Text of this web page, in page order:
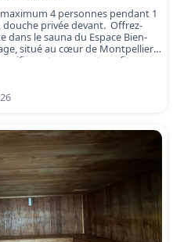
4 personnes pendant 1
privée devant. Offrez-
dans le sauna du Espace Bien-
situé au cœur de Montpellier.
votre corps et profiter
le sauna vous plonge dans
revitalisante.
votre expérience bien-
une journée chargée ou
détend les muscles et aide à
un moment de bien-être et
maintenant votre séance
de sérénité et de détente à